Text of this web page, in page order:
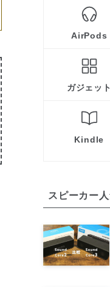
AirPods
ガジェット
Kindle
スピーカー